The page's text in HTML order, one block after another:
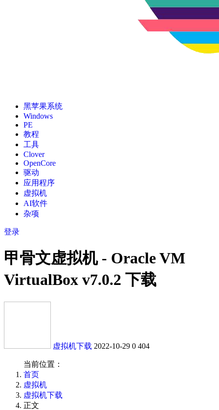
黑苹果系统
Windows
PE
教程
工具
Clover
OpenCore
驱动
应用程序
虚拟机
AI软件
杂项
登录
甲骨文虚拟机 - Oracle VM
VirtualBox v7.0.2 下载
虚拟机下载 2022-10-29 0 404
当前位置：
首页
虚拟机
虚拟机下载
正文